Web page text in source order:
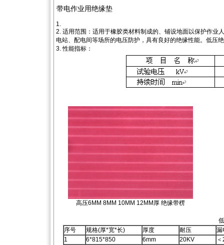
带电作业用绝缘垫
1.
2. 适用范围：适用于橡胶类材料制成的、铺设地面以保护作业
电站、配电间等场所的电压防护，具有良好的绝缘性能。低压
3. 性能指标：
高压6MM 8MM 10MM 12MM厚 绝缘带楞
序号
规格(厚*宽*长) 厚度 耐压
漏
1
6*815*850 6mm 20KV